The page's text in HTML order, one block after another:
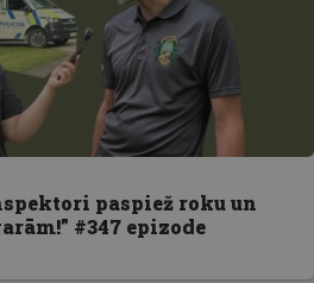
paspiež roku un
#347 epizode